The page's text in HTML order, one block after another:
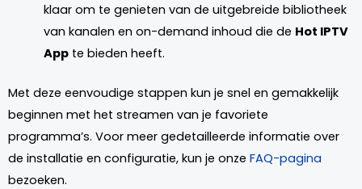
klaar om te genieten van de uitgebreide bibliotheek
van kanalen en on-demand inhoud die de Hot IPTV
Appte bieden heeft.
Met deze eenvoudige stappen kun je snel en gemakkelijk
beginnen met het streamen van je favoriete
programma’s. Voor meer gedetailleerde informatie over
de installatie en configuratie, kun je onze FAQ-pagina
bezoeken.